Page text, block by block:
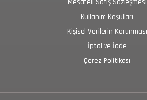
Mesafeli Satış Sözleşmesi
Kullanım Koşulları
Kişisel Verilerin Korunması
İptal ve İade
Çerez Politikası